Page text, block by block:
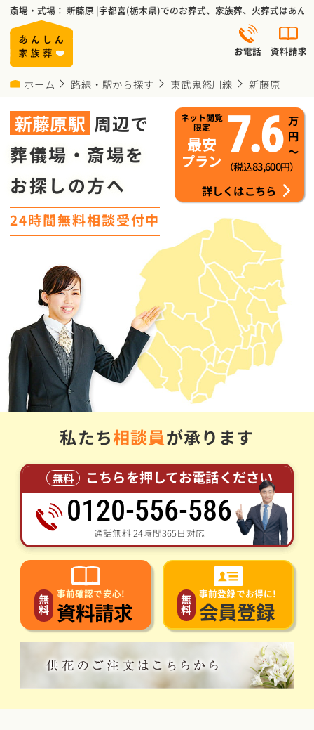
斎場・式場： 新藤原 |宇都宮(栃木県)でのお葬式、家族葬、火葬式はあん
お電話 資料請求
ホーム 路線・駅から探す 東武鬼怒川線 新藤原
7.6 万
円
～
（税込83,600円）
ネット閲覧
限定
最安
プラン
詳しくはこちら
新藤原駅 周辺で
葬儀場・斎場を
お探しの方へ
24時間無料相談受付中
私たち相談員が承ります
無料 こちらを押してお電話ください
0120-556-586
通話無料 24時間365日対応
無
料
事前確認で安心!
資料請求 無
料
事前登録でお得に!
会員登録